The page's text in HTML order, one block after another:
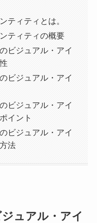
ティティとは。
ティティの概要
ビジュアル・アイ
ビジュアル・アイ
ビジュアル・アイ
イント
ビジュアル・アイ
法
ュアル・アイ